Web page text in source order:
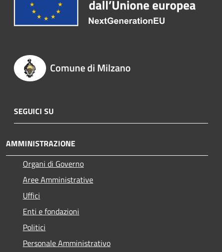
Comune di Milzano
SEGUICI SU
AMMINISTRAZIONE
Organi di Governo
Aree Amministrative
Uffici
Enti e fondazioni
Politici
Personale Amministrativo